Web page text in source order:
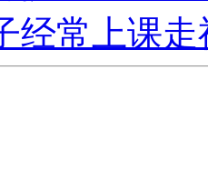
经常上课